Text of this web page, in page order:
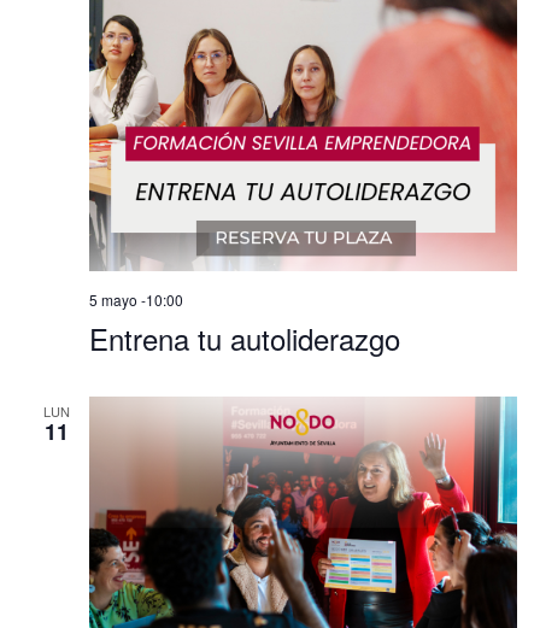
Entrena tu autoliderazgo
5 mayo -10:00
LUN
11